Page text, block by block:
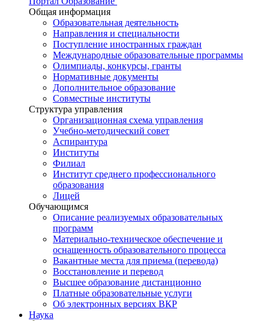
Общая информация
Образовательная деятельность
Направления и специальности
Поступление иностранных граждан
Международные образовательные программы
Олимпиады, конкурсы, гранты
Нормативные документы
Дополнительное образование
Совместные институты
Структура управления
Организационная схема управления
Учебно-методический совет
Аспирантура
Институты
Филиал
Институт среднего профессионального
образования
Лицей
Обучающимся
Описание реализуемых образовательных
программ
Материально-техническое обеспечение и
оснащенность образовательного процесса
Вакантные места для приема (перевода)
Восстановление и перевод
Высшее образование дистанционно
Платные образовательные услуги
Об электронных версиях ВКР
Наука